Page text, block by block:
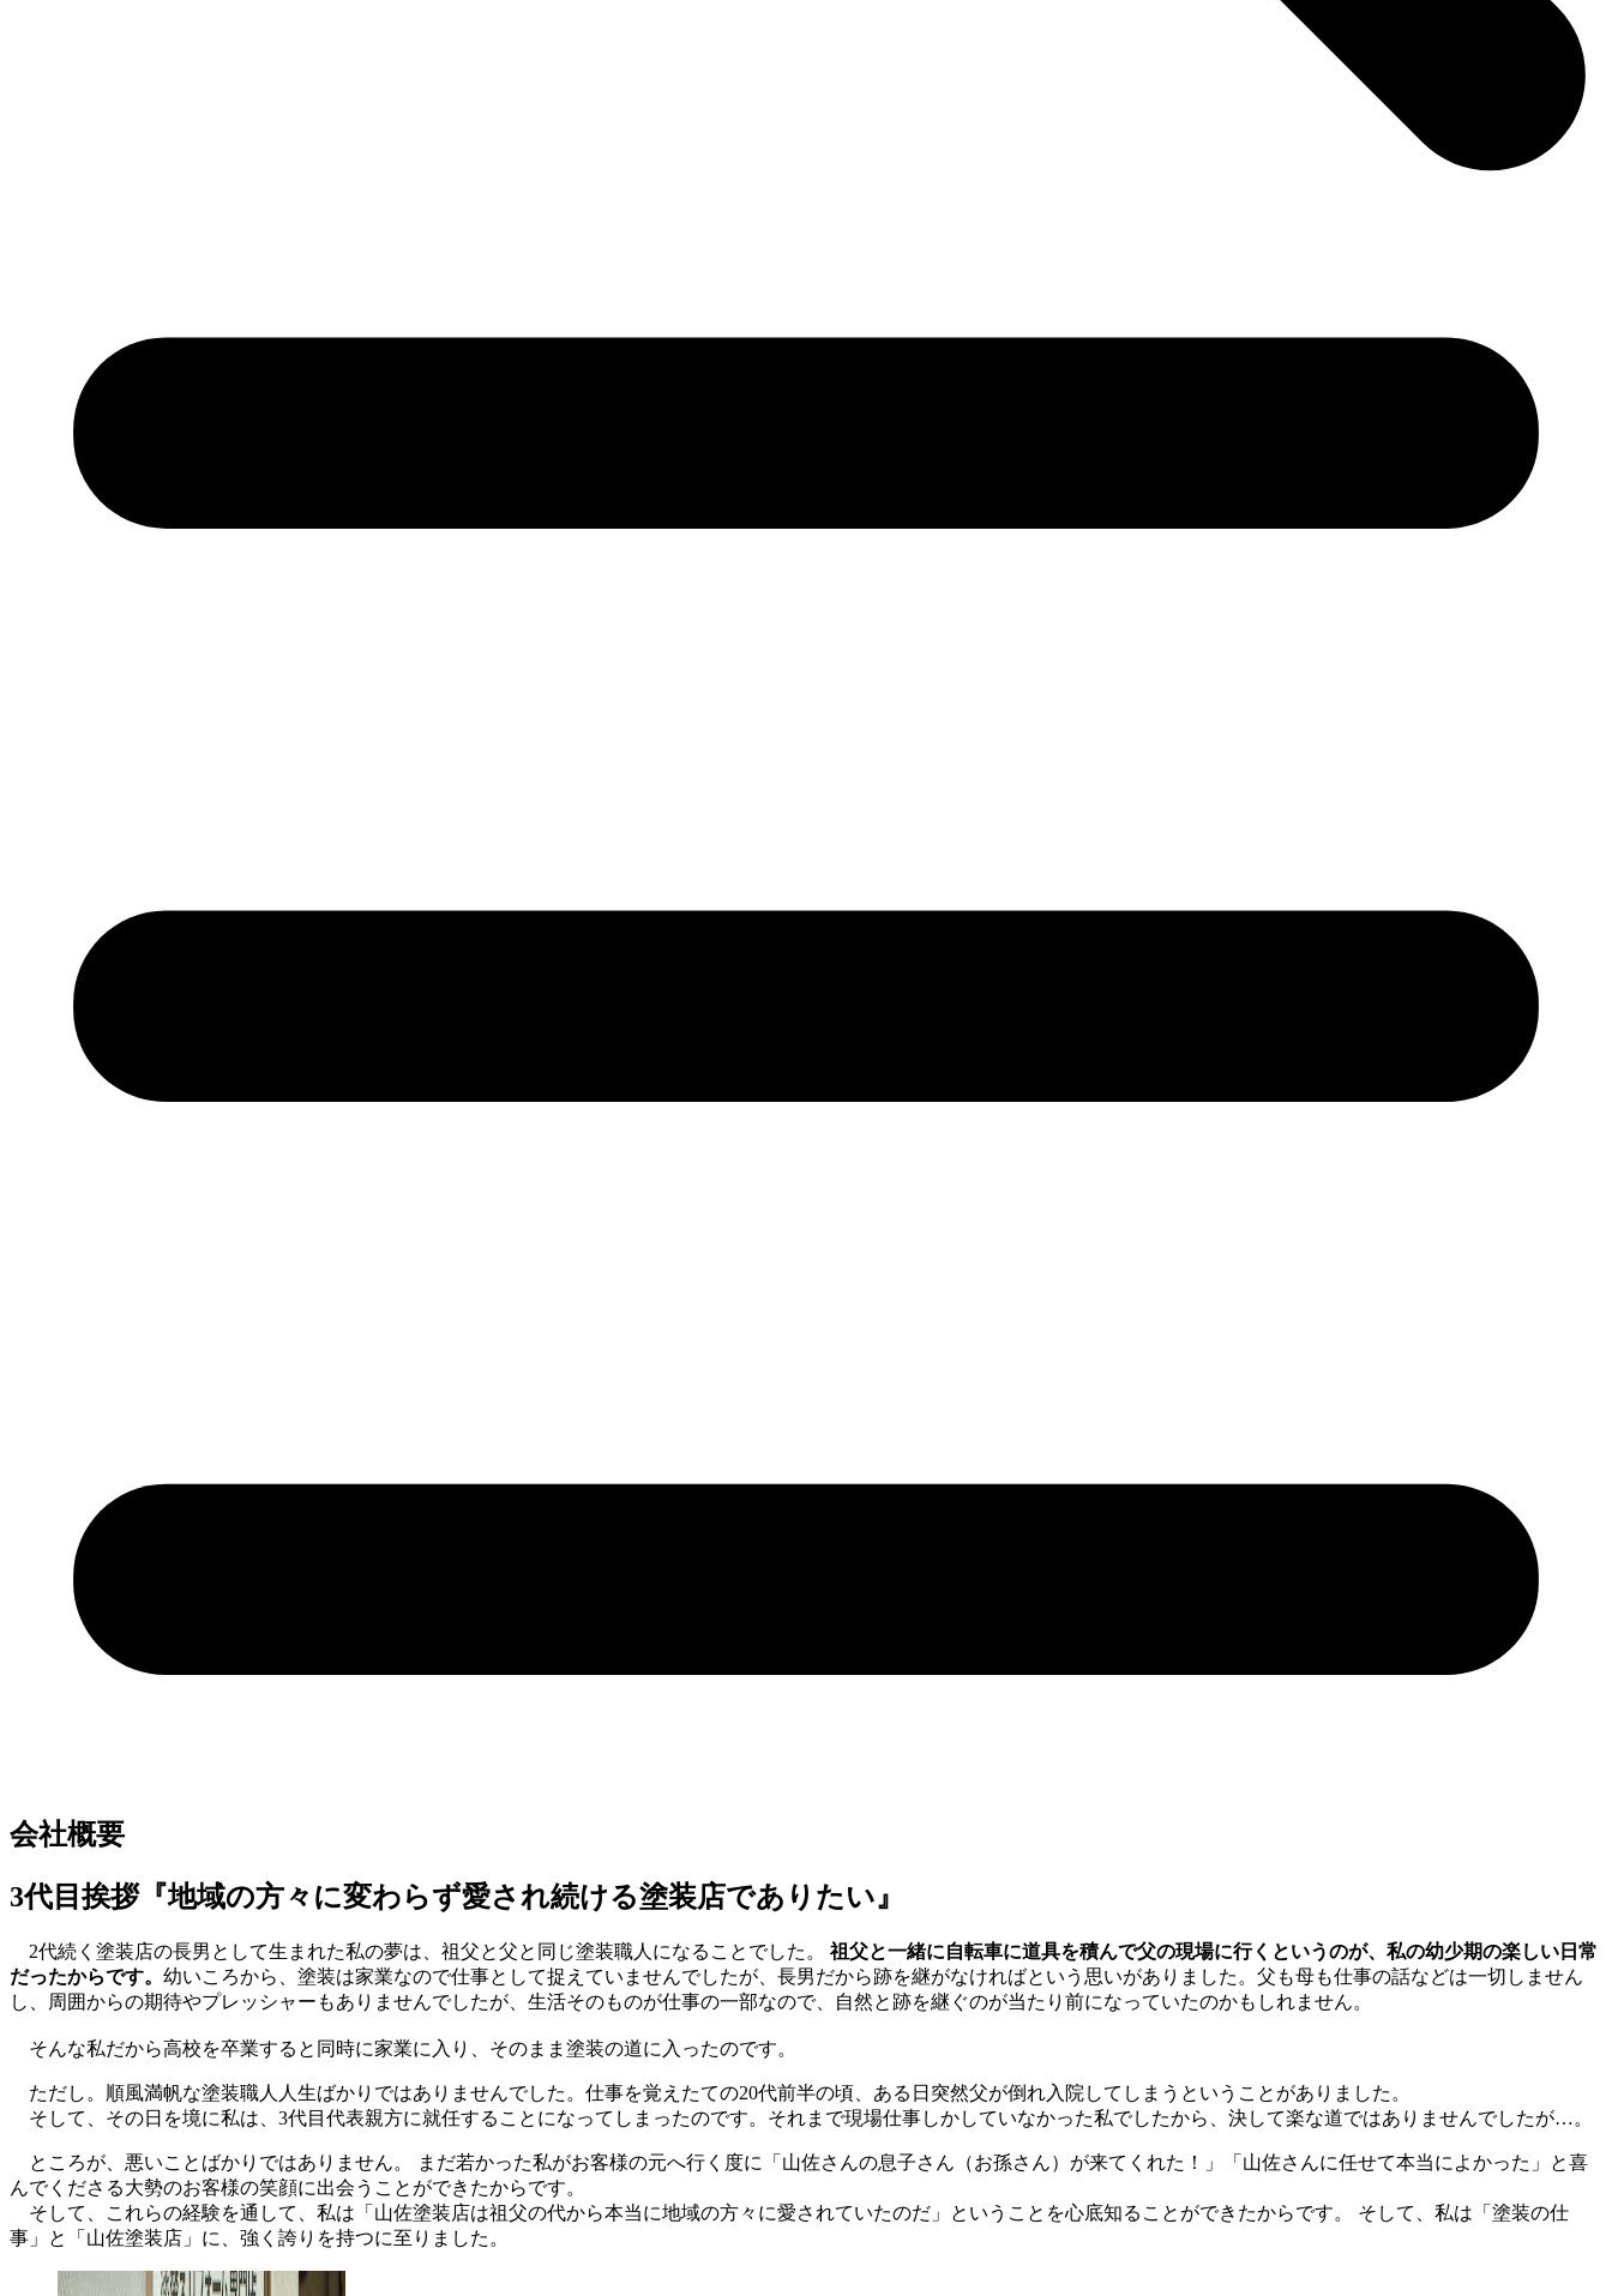
会社概要
3代目挨拶『地域の方々に変わらず愛され続ける塗装店でありたい』
2代続く塗装店の長男として生まれた私の夢は、祖父と父と同じ塗装職人になることでした。 祖父と一緒に自転車に道具を積んで父の現場に行くというのが、私の幼少期の楽しい日常
だったからです。 幼いころから、塗装は家業なので仕事として捉えていませんでしたが、長男だから跡を継がなければという思いがありました。父も母も仕事の話などは一切しません
し、周囲からの期待やプレッシャーもありませんでしたが、生活そのものが仕事の一部なので、自然と跡を継ぐのが当たり前になっていたのかもしれません。
そんな私だから高校を卒業すると同時に家業に入り、そのまま塗装の道に入ったのです。
ただし。順風満帆な塗装職人人生ばかりではありませんでした。仕事を覚えたての20代前半の頃、ある日突然父が倒れ入院してしまうということがありました。
そして、その日を境に私は、3代目代表親方に就任することになってしまったのです。それまで現場仕事しかしていなかった私でしたから、決して楽な道ではありませんでしたが…。
ところが、悪いことばかりではありません。 まだ若かった私がお客様の元へ行く度に「山佐さんの息子さん（お孫さん）が来てくれた！」「山佐さんに任せて本当によかった」と喜
んでくださる大勢のお客様の笑顔に出会うことができたからです。
そして、これらの経験を通して、私は「山佐塗装店は祖父の代から本当に地域の方々に愛されていたのだ」ということを心底知ることができたからです。 そして、私は「塗装の仕
事」と「山佐塗装店」に、強く誇りを持つに至りました。